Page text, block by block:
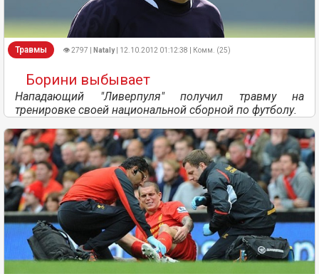
Травмы 👁 2797 | Nataly| 12.10.2012 01:12:38 | Комм. (25)
Борини выбывает
Нападающий "Ливерпуля" получил травму на
тренировке своей национальной сборной по футболу.